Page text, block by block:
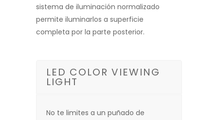
sistema de iluminación normalizado
permite iluminarlos a superficie
completa por la parte posterior.
LED COLOR VIEWING
LIGHT
No te limites a un puñado de